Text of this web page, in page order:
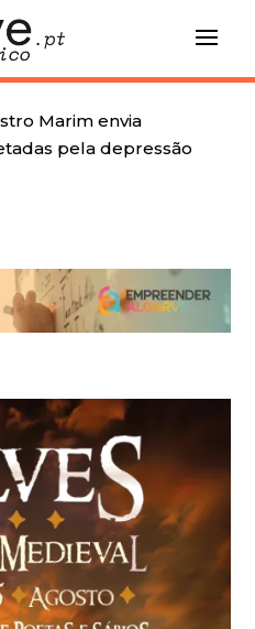
Marim envia
pela depressão